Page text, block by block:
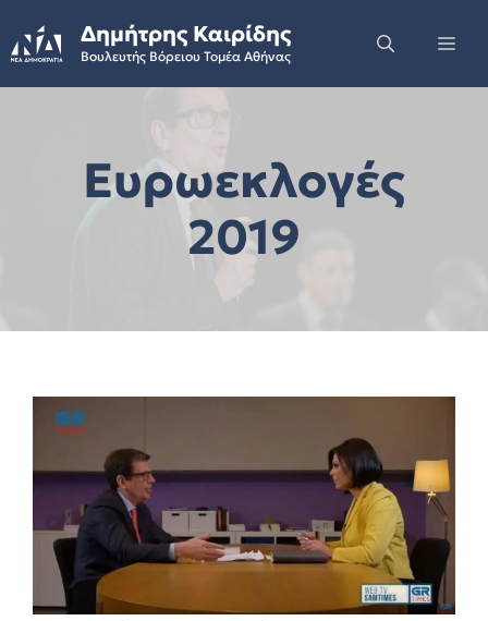
to
content
Δημήτρης Καιρίδης
Βουλευτής Βόρειου Τομέα Αθήνας
Ευρωεκλογές
2019